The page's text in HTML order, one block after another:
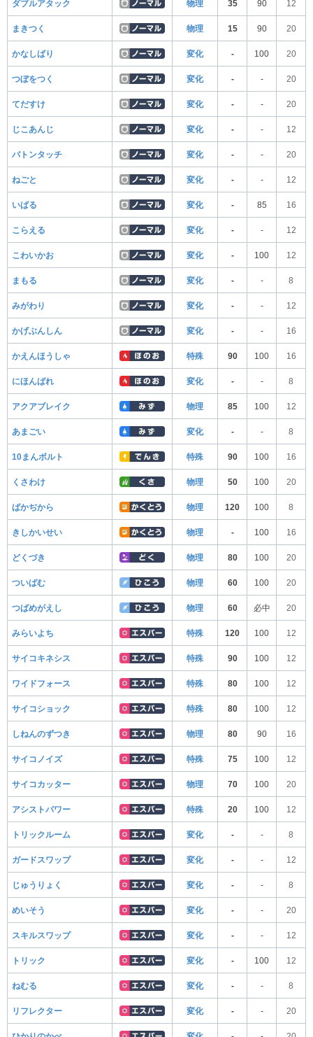
ダブルアタック 物理 35 90 12
まきつく 物理 15 90 20
かなしばり 変化 - 100 20
つぼをつく 変化 - - 20
てだすけ 変化 - - 20
じこあんじ 変化 - - 12
バトンタッチ 変化 - - 20
ねごと 変化 - - 12
いばる 変化 - 85 16
こらえる 変化 - - 12
こわいかお 変化 - 100 12
まもる 変化 - - 8
みがわり 変化 - - 12
かげぶんしん 変化 - - 16
かえんほうしゃ 特殊 90 100 16
にほんばれ 変化 - - 8
アクアブレイク 物理 85 100 12
あまごい 変化 - - 8
10まんボルト 特殊 90 100 16
くさわけ 物理 50 100 20
ばかぢから 物理 120 100 8
きしかいせい 物理 - 100 16
どくづき 物理 80 100 20
ついばむ 物理 60 100 20
つばめがえし 物理 60 必中 20
みらいよち 特殊 120 100 12
サイコキネシス 特殊 90 100 12
ワイドフォース 特殊 80 100 12
サイコショック 特殊 80 100 12
しねんのずつき 物理 80 90 16
サイコノイズ 特殊 75 100 12
サイコカッター 物理 70 100 20
アシストパワー 特殊 20 100 12
トリックルーム 変化 - - 8
ガードスワップ 変化 - - 12
じゅうりょく 変化 - - 8
めいそう 変化 - - 20
スキルスワップ 変化 - - 12
トリック 変化 - 100 12
ねむる 変化 - - 8
リフレクター 変化 - - 20